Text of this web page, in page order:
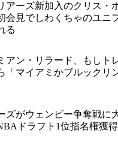
アーズ新加入のクリス・
会見でしわくちゃのユニ
る
アン・リラード、もしト
「マイアミかブルックリ
ズがウェンビー争奪戦に
ドラフト1位指名権獲得